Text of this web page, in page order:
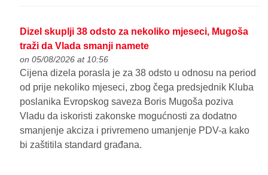
Dizel skuplji 38 odsto za nekoliko mjeseci, Mugoša
traži da Vlada smanji namete
on 05/08/2026 at 10:56
Cijena dizela porasla je za 38 odsto u odnosu na period
od prije nekoliko mjeseci, zbog čega predsjednik Kluba
poslanika Evropskog saveza Boris Mugoša poziva
Vladu da iskoristi zakonske mogućnosti za dodatno
smanjenje akciza i privremeno umanjenje PDV-a kako
bi zaštitila standard građana.